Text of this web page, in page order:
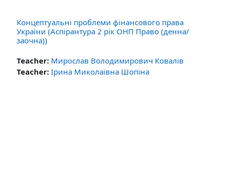
Концептуальні проблеми фінансового права
України (Аспірантура 2 рік ОНП Право (денна/
заочна))
Teacher: Мирослав Володимирович Ковалів
Teacher: Ірина Миколаївна Шопіна